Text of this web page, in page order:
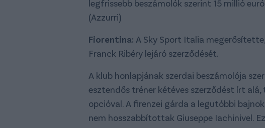
legfrissebb beszámolók szerint 15 millió
(Azzurri)
Fiorentina: A Sky Sport Italia
Franck Ribéry lejáró szerződését.
A klub honlapjának szerdai beszámolója
esztendős tréner kétéves szerződést írt
opcióval. A firenzei gárda a legutóbbi
nem hosszabbítottak Giuseppe Iachinivel.